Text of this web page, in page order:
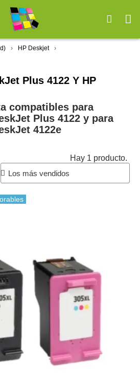
HP Deskjet
Plus 4122 Y HP
compatibles para
Plus 4122 y para
4122e
Hay 1 producto.